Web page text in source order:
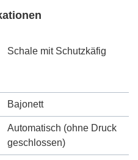
Schale mit Schutzkäfig
Bajonett
Automatisch (ohne Druck
geschlossen)